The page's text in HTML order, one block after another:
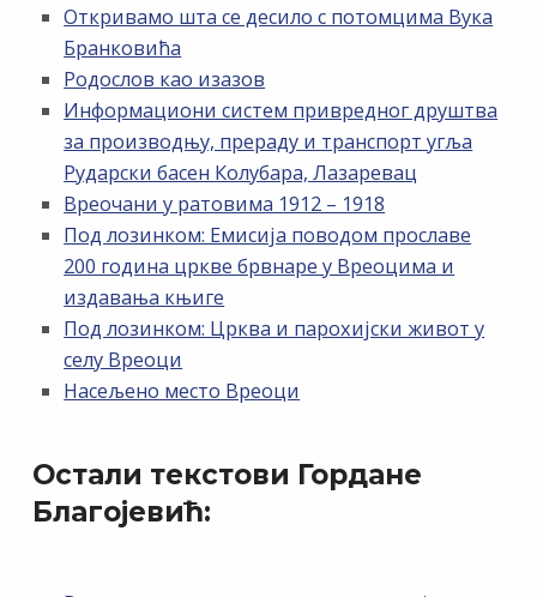
Откривамо шта се десило с потомцима Вука
Бранковића
Родослов као изазов
Информациони систем привредног друштва
за производњу, прераду и транспорт угља
Рударски басен Колубара, Лазаревац
Вреочани у ратовима 1912 – 1918
Под лозинком: Емисија поводом прославе
200 година цркве брвнаре у Вреоцима и
издавања књиге
Под лозинком: Црква и парохијски живот у
селу Вреоци
Насељено место Вреоци
Остали текстови Гордане
Благојевић: